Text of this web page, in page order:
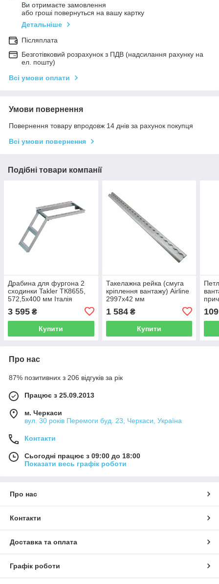
Ви отримаєте замовлення
або гроші повернуться на вашу картку
Детальніше
Післяплата
Безготівковий розрахунок з ПДВ (надсилання рахунку на
ел. пошту)
Всі умови оплати
Умови повернення
Повернення товару впродовж 14 днів за рахунок покупця
Всі умови повернення
Подібні товари компанії
Драбина для фургона 2
сходинки Takler ТК8655,
572,5х400 мм Італія
3 595 ₴
Купити
Такелажна рейка (смуга
кріплення вантажу) Airline
2997х42 мм
1 584₴
Купити
109
Про нас
87% позитивних з 206 відгуків за рік
Працює з 25.09.2013
м. Черкаси
вул. 30 років Перемоги буд. 23, Черкаси, Україна
Контакти
Сьогодні працює з 09:00 до 18:00
Показати весь графік роботи
Про нас
Контакти
Доставка та оплата
Графік роботи